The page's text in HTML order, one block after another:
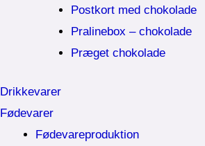
Postkort med chokolade
Pralinebox – chokolade
Præget chokolade
Drikkevarer
Fødevarer
Fødevareproduktion